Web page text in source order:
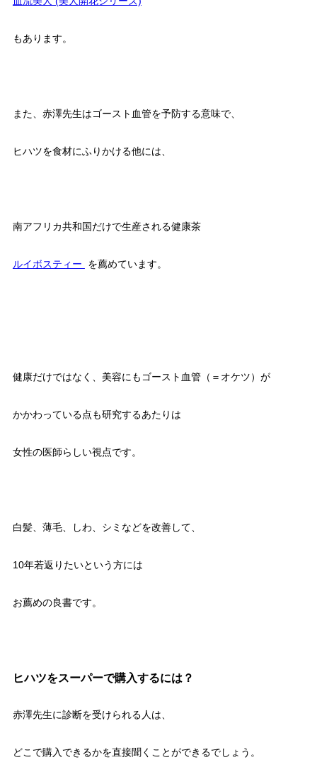
もあります。
また、赤澤先生はゴースト血管を予防する意味で、
ヒハツを食材にふりかける他には、
南アフリカ共和国だけで生産される健康茶
ルイボスティー を薦めています。
健康だけではなく、美容にもゴースト血管（＝オケツ）が
かかわっている点も研究するあたりは
女性の医師らしい視点です。
白髪、薄毛、しわ、シミなどを改善して、
10年若返りたいという方には
お薦めの良書です。
ヒハツをスーパーで購入するには？
赤澤先生に診断を受けられる人は、
どこで購入できるかを直接聞くことができるでしょう。